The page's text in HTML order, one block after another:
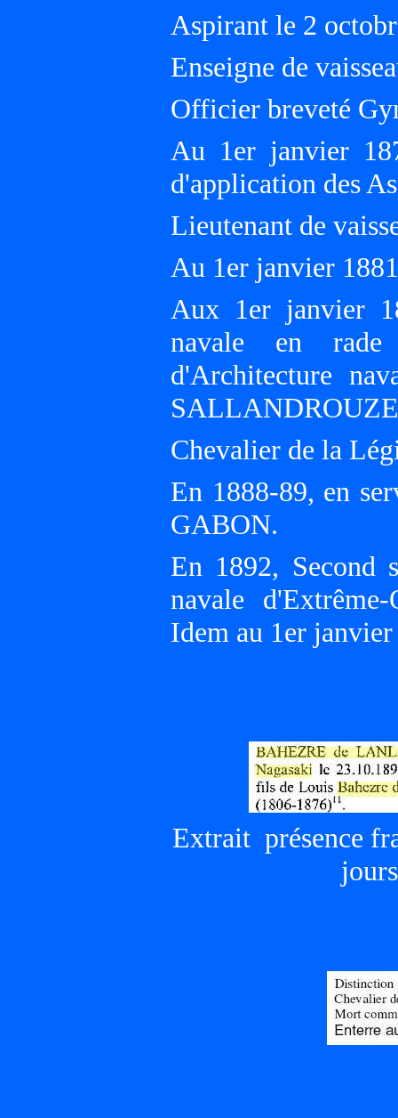
Aspirant le 2
Enseigne de
Officier breveté
Au 1er janvier
d'application des
Lieutenant de
Au 1er janvier
Aux 1er janvier
navale en
d'Architecture
Chevalier de la
En 1888-89, en
GABON.
En 1892, Second
navale
Idem au 1er
Extrait présence